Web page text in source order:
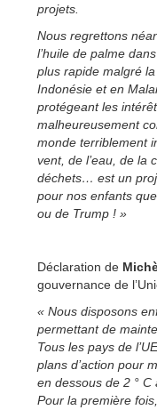
projets.
Nous regrettons
l’huile de palme
plus rapide malgré
Indonésie et en
protégeant les
malheureusement
monde terriblement
vent, de l’eau, de la
déchets… est un
pour nos enfants
ou de Trump ! »
Déclaration de
gouvernance de
« Nous disposons
permettant de
Tous les pays de
plans d’action pour
en dessous de 2 ° C
Pour la première